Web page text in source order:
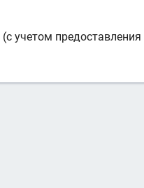
учетом предоставления